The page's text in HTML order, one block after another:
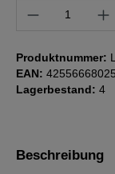
Produkt
Produktnummer:
EAN:
Lagerbestand: 4
Beschreibung